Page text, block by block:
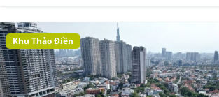
Khu Thảo Điền